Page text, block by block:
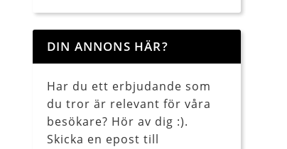
DIN ANNONS HÄR?
Har du ett erbjudande som
du tror är relevant för våra
besökare? Hör av dig :).
Skicka en epost till